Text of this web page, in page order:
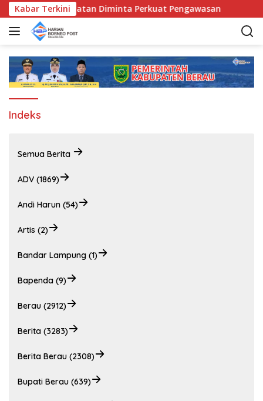
a
Kabar Terkini
Kecamatan Diminta Perkuat Pengawasan
Indeks
Semua Berita
ADV (1869)
Andi Harun (54)
Artis (2)
Bandar Lampung (1)
Bapenda (9)
Berau (2912)
Berita (3283)
Berita Berau (2308)
Bupati Berau (639)